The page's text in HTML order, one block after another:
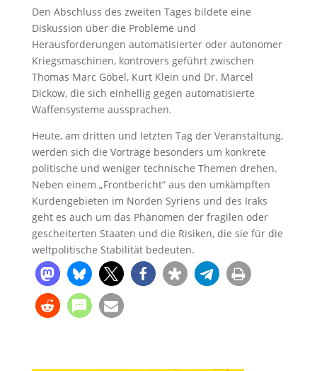
Den Abschluss des zweiten Tages bildete eine
Diskussion über die Probleme und
Herausforderungen automatisierter oder autonomer
Kriegsmaschinen, kontrovers geführt zwischen
Thomas Marc Göbel, Kurt Klein und Dr. Marcel
Dickow, die sich einhellig gegen automatisierte
Waffensysteme aussprachen.
Heute, am dritten und letzten Tag der Veranstaltung,
werden sich die Vorträge besonders um konkrete
politische und weniger technische Themen drehen.
Neben einem „Frontbericht“ aus den umkämpften
Kurdengebieten im Norden Syriens und des Iraks
geht es auch um das Phänomen der fragilen oder
gescheiterten Staaten und die Risiken, die sie für die
weltpolitische Stabilität bedeuten.